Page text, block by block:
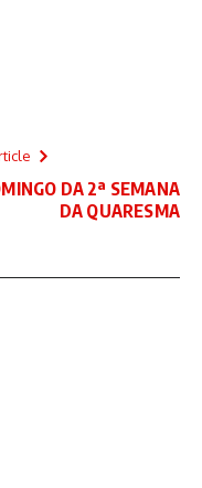
DA 2ª SEMANA
DA QUARESMA